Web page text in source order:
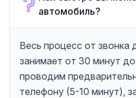
автомобиль?
Весь процесс от звонка
занимает от 30 минут
проводим
телефону (5-10 минут),